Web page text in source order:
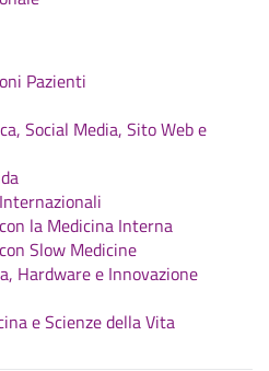
Pazienti
Social Media, Sito Web e
la Medicina Interna
Slow Medicine
Hardware e Innovazione
e Scienze della Vita